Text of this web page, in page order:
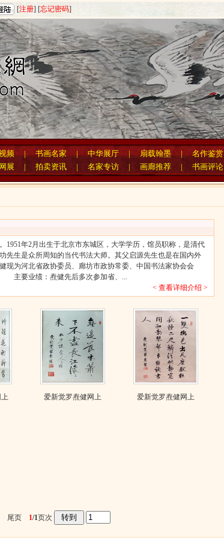
[注册] [忘记密码]
频 |书画名家 |中华展厅 |扇载翰墨 |名作鉴赏
展 | 拍卖资讯 | 名家专访 | 画廊推荐 | 书画评论
年2月出生于北京市东城区，大学学历，馆员职称，是清代
先生是众所周知的当代书法大师。其父启源先生也是在国内外
现为河北省政协委员、廊坊市政协常委、中国书法家协会会
主要业绩：焘健先后多次参加省、...
< 查看详细介绍 >
爱新觉罗焘健网上 爱新觉罗焘健网上
尾页 1/1页次